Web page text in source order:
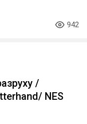
942
/
NES